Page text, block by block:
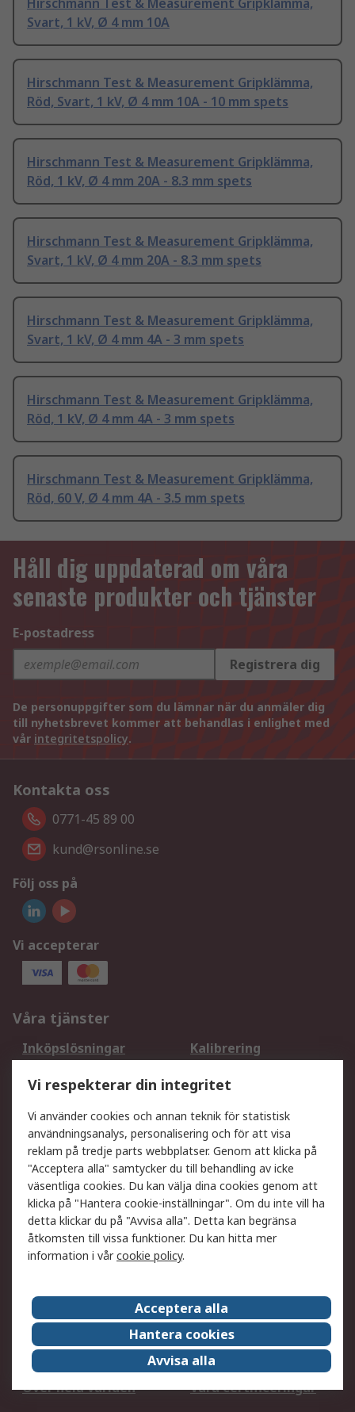
Hirschmann Test & Measurement Gripklämma,
Svart, 1 kV, Ø 4 mm 10A
Hirschmann Test & Measurement Gripklämma,
Röd, Svart, 1 kV, Ø 4 mm 10A - 10 mm spets
Hirschmann Test & Measurement Gripklämma,
Röd, 1 kV, Ø 4 mm 20A - 8.3 mm spets
Hirschmann Test & Measurement Gripklämma,
Svart, 1 kV, Ø 4 mm 20A - 8.3 mm spets
Hirschmann Test & Measurement Gripklämma,
Svart, 1 kV, Ø 4 mm 4A - 3 mm spets
Hirschmann Test & Measurement Gripklämma,
Röd, 1 kV, Ø 4 mm 4A - 3 mm spets
Hirschmann Test & Measurement Gripklämma,
Röd, 60 V, Ø 4 mm 4A - 3.5 mm spets
Håll dig uppdaterad om våra
senaste produkter och tjänster
E-postadress
Registrera dig
De personuppgifter som du lämnar när du anmäler dig
till nyhetsbrevet kommer att behandlas i enlighet med
vår integritetspolicy.
Kontakta oss
0771-45 89 00
kund@rsonline.se
Följ oss på
Vi accepterar
Våra tjänster
Inköpslösningar
Kalibrering
DesignSpark
Teknisk Support
Ditt lokala säljteam
Exportlösningar
Support
Få hjälp
Retur av varor
Leverans
Spåra din order
Begär en fakturakopi
Fördelar med RS-konto
Betalningsalternativ
Om RS
Försäljningsvillkor
Det juridiska
Press Centre
Jobba hos RS
ESG
Över hela världen
Våra certificeringar
Vi respekterar din integritet
Vi använder cookies och annan teknik för statistisk
användningsanalys, personalisering och för att visa
reklam på tredje parts webbplatser. Genom att klicka på
"Acceptera alla" samtycker du till behandling av icke
väsentliga cookies. Du kan välja dina cookies genom att
klicka på "Hantera cookie-inställningar". Om du inte vill ha
detta klickar du på "Avvisa alla". Detta kan begränsa
åtkomsten till vissa funktioner. Du kan hitta mer
information i vårcookie policy.
Acceptera alla
Hantera cookies
Avvisa alla